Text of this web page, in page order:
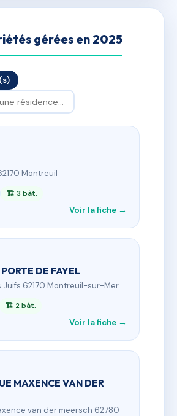
gérées en 2025
Montreuil
🏗 3 bât.
Voir la fiche →
DE FAYEL
Juifs 62170 Montreuil-sur-Mer
🏗 2 bât.
Voir la fiche →
MAXENCE VAN DER
van der meersch 62780